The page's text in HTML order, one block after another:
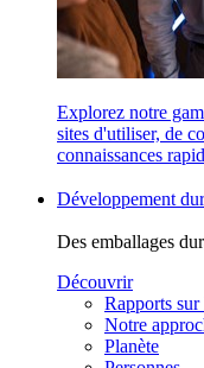
Explorez notre
sites d'utiliser, de
connaissances
Développement
Des emballages
Découvrir
Rapports
Notre
Planète